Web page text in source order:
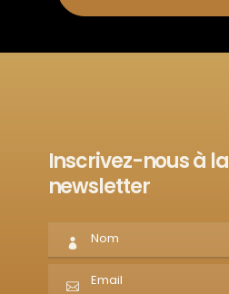
Inscrivez-nous à la
newsletter